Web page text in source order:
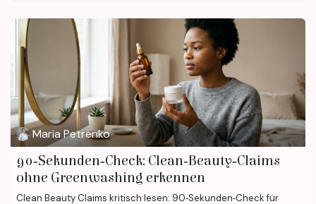
Maria Petrenko
90‑Sekunden‑Check: Clean‑Beauty‑Claims
ohne Greenwashing erkennen
Clean Beauty Claims kritisch lesen: 90‑Sekunden‑Check für